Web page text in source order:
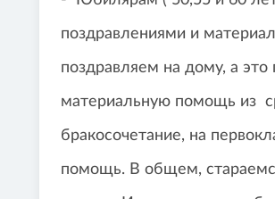
поздравлениями и
поздравляем на дому, а
материальную помощь из
бракосочетание, на
помощь. В общем,